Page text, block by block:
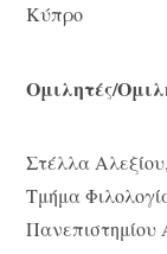
Κύπρο
Ομιλητές/
Στέλλα
Τμήμα
Πανεπιστημίου